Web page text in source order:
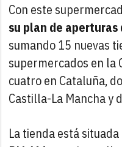
Con este
su plan de
sumando 15 nuevas
supermercados en la
cuatro en Cataluña,
Castilla-La Mancha y
La tienda está